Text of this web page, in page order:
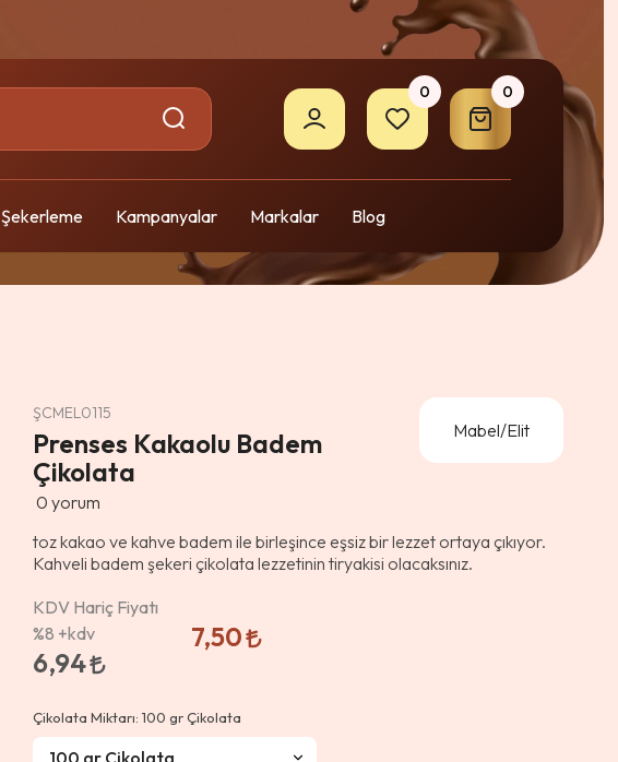
0 0
Şekerleme Kampanyalar Markalar Blog
ŞCMEL0115
Prenses Kakaolu Badem
Çikolata
0 yorum
Mabel/Elit
toz kakao ve kahve badem ile birleşince eşsiz bir lezzet ortaya çıkıyor.
Kahveli badem şekeri çikolata lezzetinin tiryakisi olacaksınız.
KDV Hariç Fiyatı
%8 +kdv
6,94
7,50
Çikolata Miktarı:100 gr Çikolata